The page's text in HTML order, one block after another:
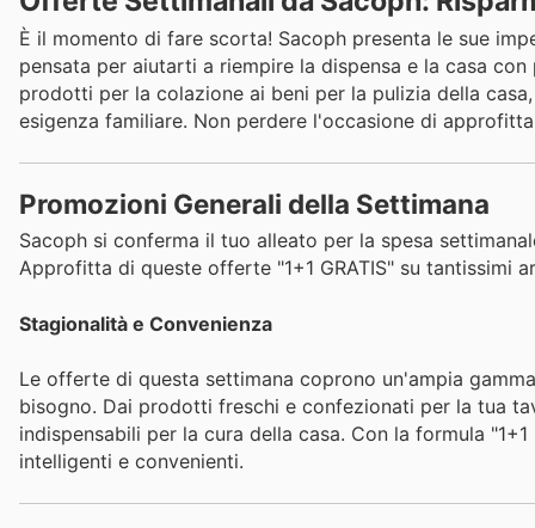
È il momento di fare scorta! Sacoph presenta le sue
pensata per aiutarti a riempire la dispensa e la casa
prodotti per la colazione ai beni per la pulizia della
esigenza familiare. Non perdere l'occasione di
Promozioni Generali della Settimana
Sacoph si conferma il tuo alleato per la spesa
Approfitta di queste offerte "1+1 GRATIS" su tantissimi
Stagionalità e Convenienza
Le offerte di questa settimana coprono un'ampia
bisogno. Dai prodotti freschi e confezionati per la tua
indispensabili per la cura della casa. Con la formula
intelligenti e convenienti.